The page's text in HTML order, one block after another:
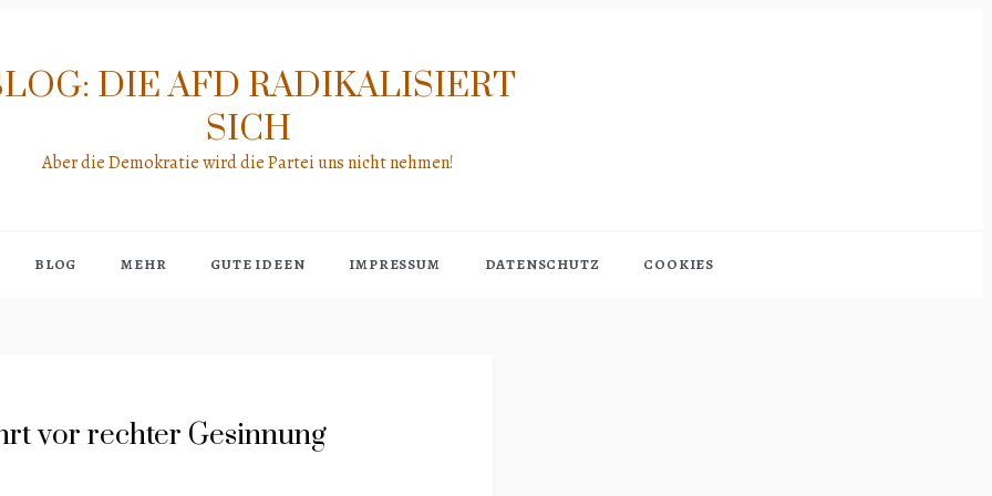
DIE AFD RADIKALISIERT
SICH
Aber die Demokratie wird die Partei uns nicht nehmen!
BLOG MEHR GUTE IDEEN IMPRESSUM DATENSCHUTZ COOKIES
vor rechter Gesinnung